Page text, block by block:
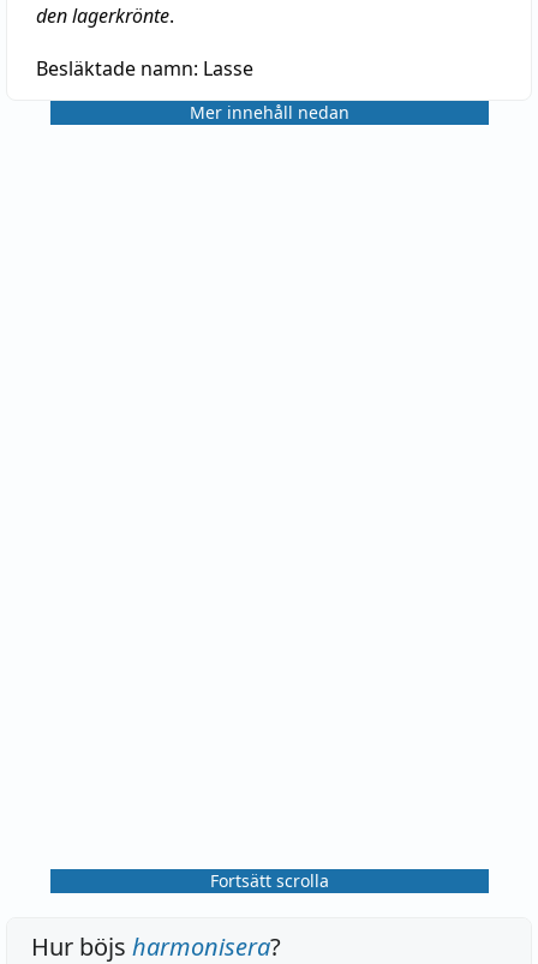
den lagerkrönte.
Besläktade namn: Lasse
Mer innehåll nedan
Fortsätt scrolla
Hur böjs harmonisera?